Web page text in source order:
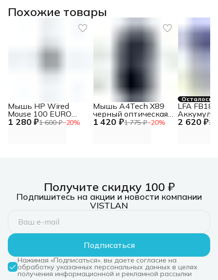
Похожие товары
1 280 ₽1 600 ₽−20%
Мышь HP Wired
Mouse 100 EURO
cons
1 420 ₽1 775 ₽−20%
Мышь A4Tech X89
черный оптическая
2400dpi USB 8but
Осталось
2 620 ₽3
LFA
батарея
Получите скидку 100 ₽
Подпишитесь на акции и новости компании
VISTLAN
Подписаться
Нажимая «Подписаться», вы даете согласие на
обработку указанных персональных данных в целях
получения информационной и рекламной рассылки